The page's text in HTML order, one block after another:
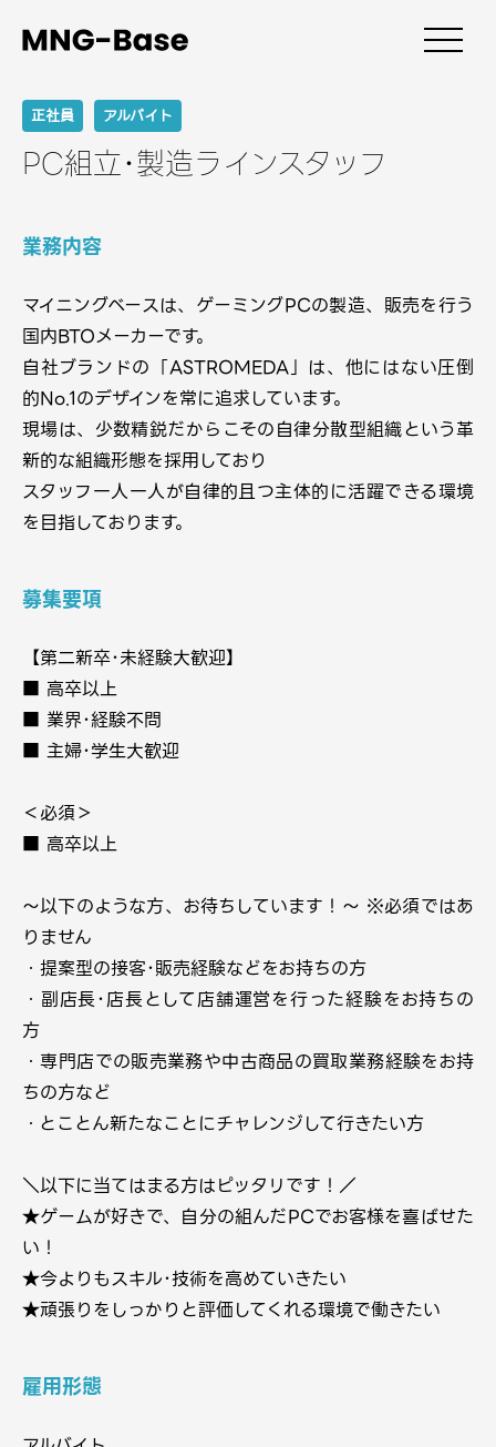
正社員 アルバイト
PC組立･製造ラインスタッフ
業務内容
マイニングベースは、ゲーミングPCの製造、販売を行う
国内BTOメーカーです。
自社ブランドの「ASTROMEDA」は、他にはない圧倒
的No.1のデザインを常に追求しています。
現場は、少数精鋭だからこその自律分散型組織という革
新的な組織形態を採用しており
スタッフ一人一人が自律的且つ主体的に活躍できる環境
を目指しております。
募集要項
【第二新卒･未経験大歓迎】
■ 高卒以上
■ 業界･経験不問
■ 主婦･学生大歓迎
＜必須＞
■ 高卒以上
～以下のような方、お待ちしています！～ ※必須ではあ
りません
・提案型の接客･販売経験などをお持ちの方
・副店長･店長として店舗運営を行った経験をお持ちの
方
・専門店での販売業務や中古商品の買取業務経験をお持
ちの方など
・とことん新たなことにチャレンジして行きたい方
＼以下に当てはまる方はピッタリです！／
★ゲームが好きで、自分の組んだPCでお客様を喜ばせた
い！
★今よりもスキル･技術を高めていきたい
★頑張りをしっかりと評価してくれる環境で働きたい
雇用形態